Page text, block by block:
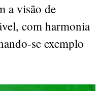
a visão de
com harmonia
se exemplo